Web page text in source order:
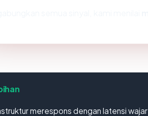
merespons dengan latensi wajar